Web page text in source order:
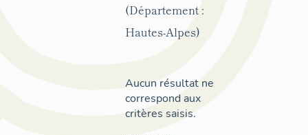
(Département :
Hautes-Alpes)
Aucun résultat ne
correspond aux
critères saisis.